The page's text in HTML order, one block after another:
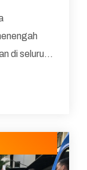
di seluruh
dan